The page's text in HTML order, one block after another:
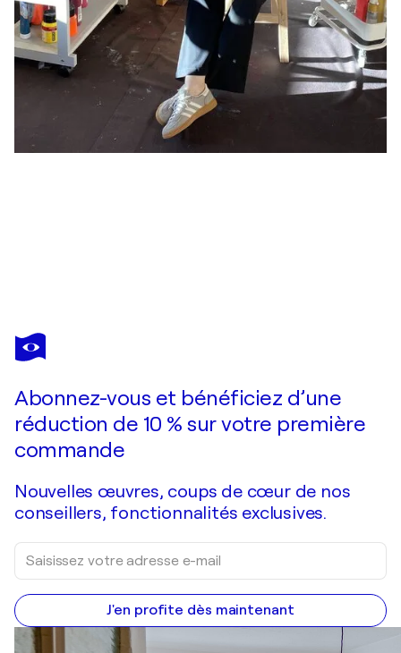
LILIYA NIKOLOVA
Woman
Abonnez-vous et bénéficiez d’une
réduction de 10 % sur votre première
commande
Nouvelles œuvres, coups de cœur de nos
conseillers, fonctionnalités exclusives.
J'en profite dès maintenant